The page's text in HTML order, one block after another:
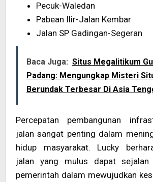
Pecuk-Waledan
Pabean Ilir-Jalan Kembar
Jalan SP Gadingan-Segeran
Baca Juga: Situs Megalitikum
Padang: Mengungkap Misteri
Berundak Terbesar Di Asia
Percepatan pembangunan
jalan sangat penting dalam
hidup masyarakat. Lucky
jalan yang mulus dapat sejalan
pemerintah dalam mewujudkan